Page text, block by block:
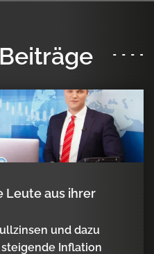
Leute aus ihrer
und dazu
Inflation